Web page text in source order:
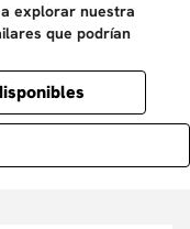
a explorar nuestra
que podrían